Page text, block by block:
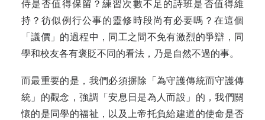
侍是否值得保留？練習次數不足的詩班是否值得維
持？彷似例行公事的靈修時段尚有必要嗎？在這個
「議價」的過程中，同工之間不免有激烈的爭辯，同
學和校友各有褒貶不同的看法，乃是自然不過的事。
而最重要的是，我們必須摒除「為守護傳統而守護傳
統」的觀念，強調「安息日是為人而設」的，我們關
懷的是同學的福祉，以及上帝托負給建道的使命是否